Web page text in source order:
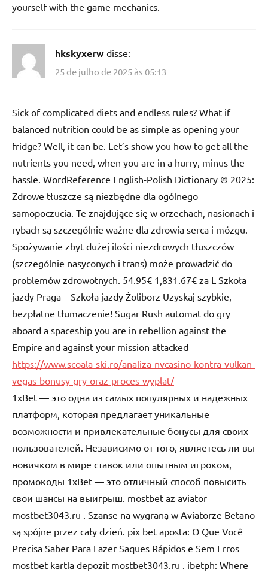
yourself with the game mechanics.
hkskyxerw disse:
25 de julho de 2025 às 05:13
Sick of complicated diets and endless rules? What if
balanced nutrition could be as simple as opening your
fridge? Well, it can be. Let’s show you how to get all the
nutrients you need, when you are in a hurry, minus the
hassle. WordReference English-Polish Dictionary © 2025:
Zdrowe tłuszcze są niezbędne dla ogólnego
samopoczucia. Te znajdujące się w orzechach, nasionach i
rybach są szczególnie ważne dla zdrowia serca i mózgu.
Spożywanie zbyt dużej ilości niezdrowych tłuszczów
(szczególnie nasyconych i trans) może prowadzić do
problemów zdrowotnych. 54.95€ 1,831.67€ za L Szkoła
jazdy Praga – Szkoła jazdy Żoliborz Uzyskaj szybkie,
bezpłatne tłumaczenie! Sugar Rush automat do gry
aboard a spaceship you are in rebellion against the
Empire and against your mission attacked
https://www.scoala-ski.ro/analiza-nvcasino-kontra-vulkan-
vegas-bonusy-gry-oraz-proces-wyplat/
1xBet — это одна из самых популярных и надежных
платформ, которая предлагает уникальные
возможности и привлекательные бонусы для своих
пользователей. Независимо от того, являетесь ли вы
новичком в мире ставок или опытным игроком,
промокоды 1xBet — это отличный способ повысить
свои шансы на выигрыш. mostbet az aviator
mostbet3043.ru . Szanse na wygraną w Aviatorze Betano
są spójne przez cały dzień. pix bet aposta: O Que Você
Precisa Saber Para Fazer Saques Rápidos e Sem Erros
mostbet kartla depozit mostbet3043.ru . ibetph: Where